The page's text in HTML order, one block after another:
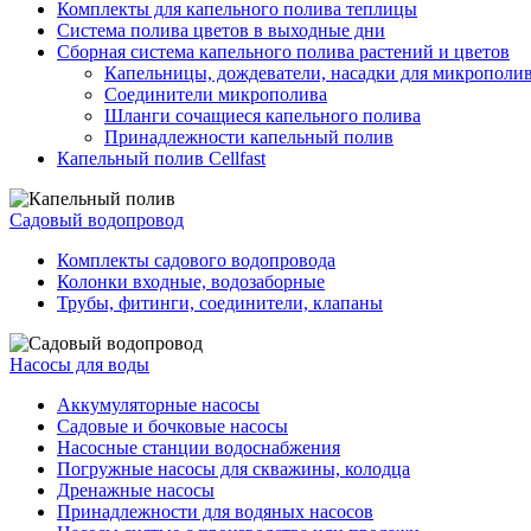
Комплекты для капельного полива теплицы
Система полива цветов в выходные дни
Сборная система капельного полива растений и цветов
Капельницы, дождеватели, насадки для
Соединители микрополива
Шланги сочащиеся капельного полива
Принадлежности капельный полив
Капельный полив Cellfast
Садовый водопровод
Комплекты садового водопровода
Колонки входные, водозаборные
Трубы, фитинги, соединители, клапаны
Насосы для воды
Аккумуляторные насосы
Садовые и бочковые насосы
Насосные станции водоснабжения
Погружные насосы для скважины, колодца
Дренажные насосы
Принадлежности для водяных насосов